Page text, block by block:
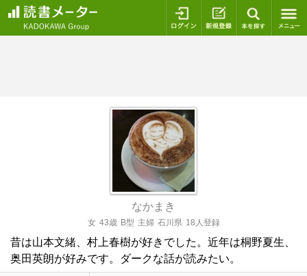
ログイン 新規登録
なかまき
女 43歳 B型 主婦 石川県 18人登録
昔は山本文緒、村上春樹が好きでした。近年は桐野夏生、
奥田英朗が好みです。ダークな話が読みたい。